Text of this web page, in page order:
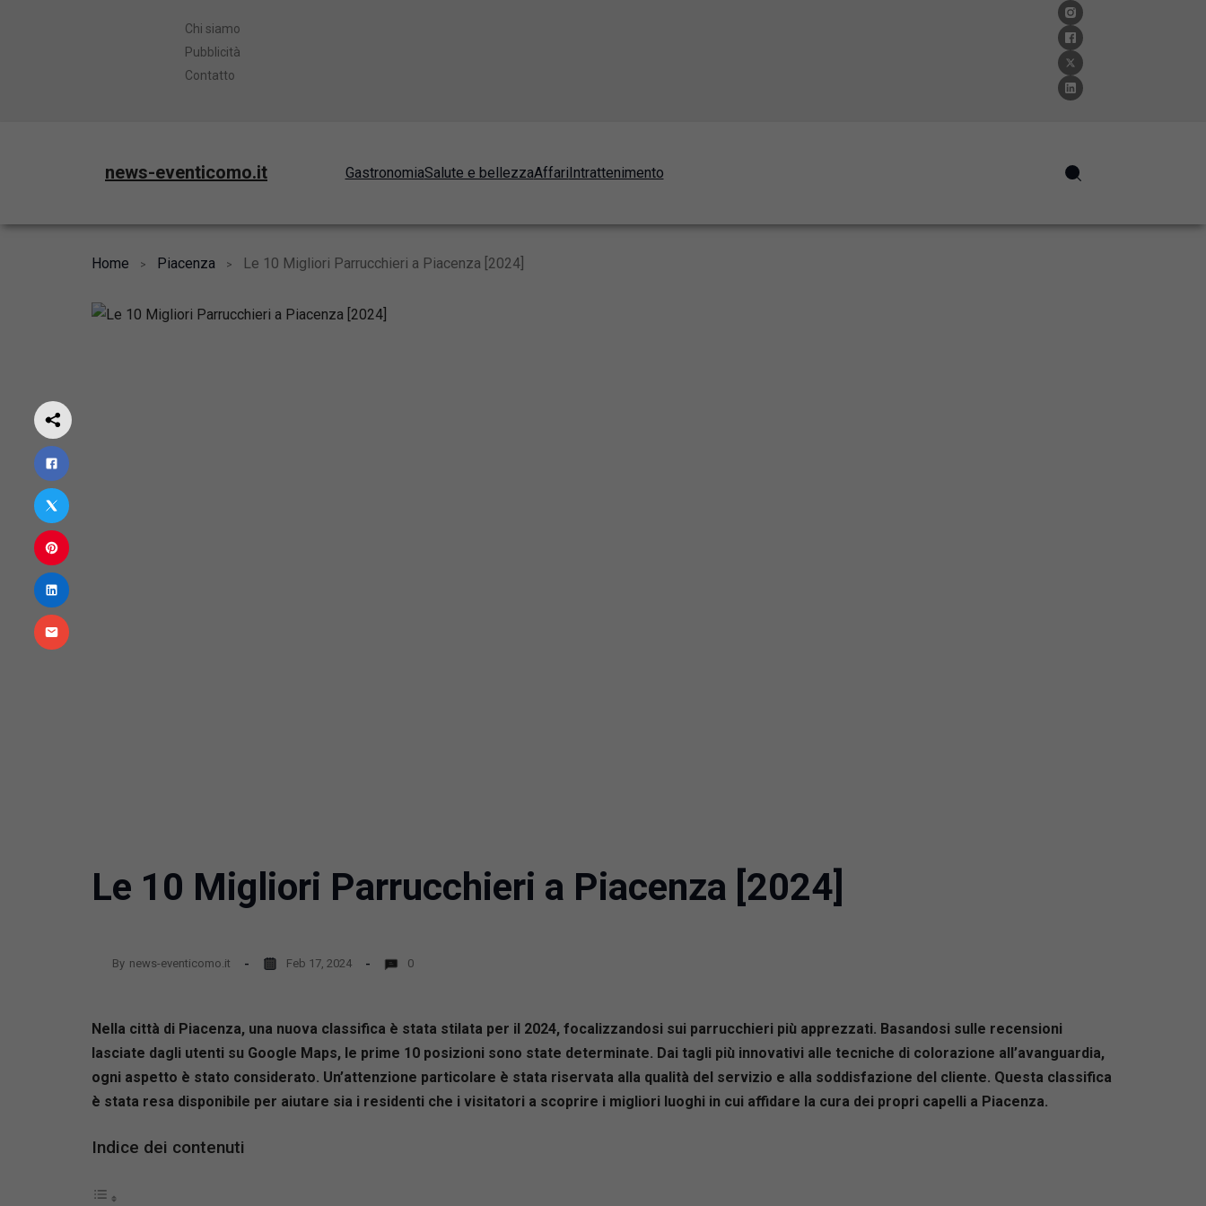
Chi siamo
Pubblicità
Contatto
news-eventicomo.it GastronomiaSalute e bellezzaAffari Intrattenimento
Home Piacenza Le 10 Migliori Parrucchieri a Piacenza [2024]
Le 10 Migliori Parrucchieri a Piacenza [2024]
By news-eventicomo.it Feb 17, 2024 0
Nella città di Piacenza, una nuova classifica è stata stilata per il 2024, focalizzandosi sui parrucchieri più apprezzati. Basandosi sulle recensioni
lasciate dagli utenti su Google Maps, le prime 10 posizioni sono state determinate. Dai tagli più innovativi alle tecniche di colorazione all’avanguardia,
ogni aspetto è stato considerato. Un’attenzione particolare è stata riservata alla qualità del servizio e alla soddisfazione del cliente. Questa classifica
è stata resa disponibile per aiutare sia i residenti che i visitatori a scoprire i migliori luoghi in cui affidare la cura dei propri capelli a Piacenza.
Indice dei contenuti